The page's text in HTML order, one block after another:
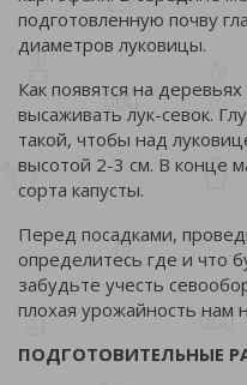
подготовленную почву
диаметров луковицы.
Как появятся на
высаживать лук-севок.
такой, чтобы над
высотой 2-3 см. В конце
сорта капусты.
Перед посадками,
определитесь где и что
забудьте учесть
плохая урожайность нам
ПОДГОТОВИТЕЛЬНЫЕ